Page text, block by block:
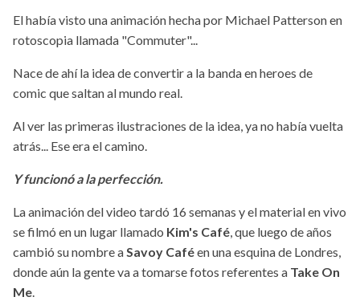
El había visto una animación hecha por Michael Patterson en
rotoscopia llamada "Commuter"...
Nace de ahí la idea de convertir a la banda en heroes de
comic que saltan al mundo real.
Al ver las primeras ilustraciones de la idea, ya no había vuelta
atrás... Ese era el camino.
Y funcionó a la perfección.
La animación del video tardó 16 semanas y el material en vivo
se filmó en un lugar llamado Kim's Café, que luego de años
cambió su nombre aSavoy Caféen una esquina de Londres,
donde aún la gente va a tomarse fotos referentes a Take On
Me.